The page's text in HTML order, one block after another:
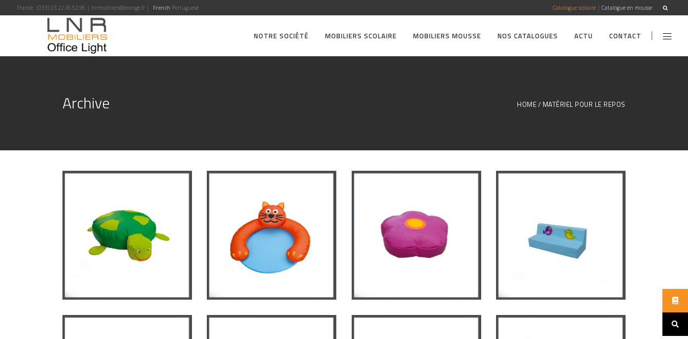
France : (033) 03.22.45.52.96 | lnrmobiliers@orange.fr | French Portuguese Catalogue scolaire | Catalogue en mousse
NOTRE SOCIÉTÉ MOBILIERS SCOLAIRE MOBILIERS MOUSSE NOS CATALOGUES ACTU CONTACT
Archive HOME MATÉRIEL POUR LE REPOS
Grand coussin tortue
CRÈCHE/MOBILIER EN MOUSSE
Parc chat
CRÈCHE /MOBILIER EN MOUSSE
Grand coussin fleur
CRÈCHE/MOBILIER EN MOUSSE
Canapé triple oiseaux
CRÈCHE/MOBILIER EN MOUSSE